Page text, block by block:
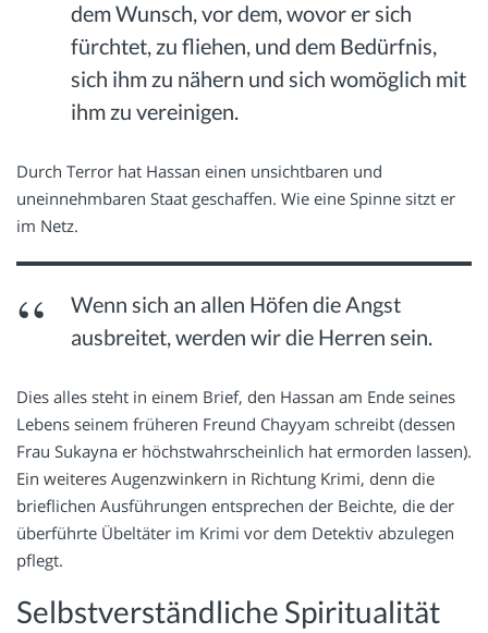
dem Wunsch, vor dem, wovor er sich
fürchtet, zu fliehen, und dem Bedürfnis,
sich ihm zu nähern und sich womöglich mit
ihm zu vereinigen.
Durch Terror hat Hassan einen unsichtbaren und
uneinnehmbaren Staat geschaffen. Wie eine Spinne sitzt er
im Netz.
Wenn sich an allen Höfen die Angst
ausbreitet, werden wir die Herren sein.
Dies alles steht in einem Brief, den Hassan am Ende seines
Lebens seinem früheren Freund Chayyam schreibt (dessen
Frau Sukayna er höchstwahrscheinlich hat ermorden lassen).
Ein weiteres Augenzwinkern in Richtung Krimi, denn die
brieflichen Ausführungen entsprechen der Beichte, die der
überführte Übeltäter im Krimi vor dem Detektiv abzulegen
pflegt.
Selbstverständliche Spiritualität